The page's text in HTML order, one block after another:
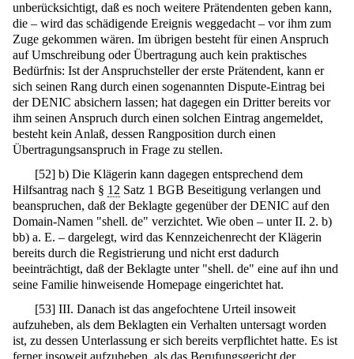
unberücksichtigt, daß es noch weitere Prätendenten geben kann,
die – wird das schädigende Ereignis weggedacht – vor ihm zum
Zuge gekommen wären. Im übrigen besteht für einen Anspruch
auf Umschreibung oder Übertragung auch kein praktisches
Bedürfnis: Ist der Anspruchsteller der erste Prätendent, kann er
sich seinen Rang durch einen sogenannten Dispute-Eintrag bei
der DENIC absichern lassen; hat dagegen ein Dritter bereits vor
ihm seinen Anspruch durch einen solchen Eintrag angemeldet,
besteht kein Anlaß, dessen Rangposition durch einen
Übertragungsanspruch in Frage zu stellen.
[52] b) Die Klägerin kann dagegen entsprechend dem
Hilfsantrag nach § 12 Satz 1 BGB Beseitigung verlangen und
beanspruchen, daß der Beklagte gegenüber der DENIC auf den
Domain-Namen "shell. de" verzichtet. Wie oben – unter II. 2. b)
bb) a. E. – dargelegt, wird das Kennzeichenrecht der Klägerin
bereits durch die Registrierung und nicht erst dadurch
beeinträchtigt, daß der Beklagte unter "shell. de" eine auf ihn und
seine Familie hinweisende Homepage eingerichtet hat.
[53] III. Danach ist das angefochtene Urteil insoweit
aufzuheben, als dem Beklagten ein Verhalten untersagt worden
ist, zu dessen Unterlassung er sich bereits verpflichtet hatte. Es ist
ferner insoweit aufzuheben, als das Berufungsgericht der